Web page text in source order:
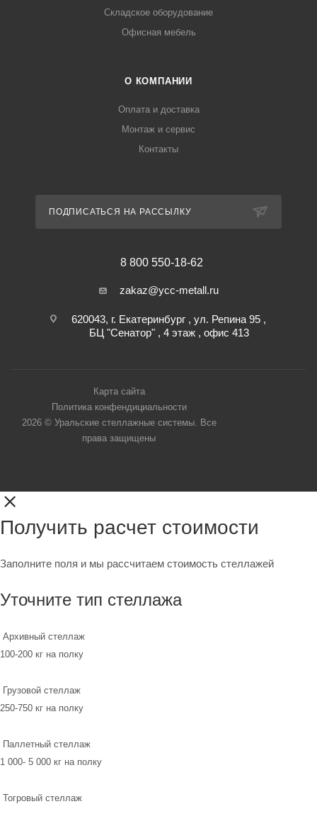
Складское оборудование
Офисная мебель
О КОМПАНИИ
Оплата и доставка
Монтаж и сервис
Контакты
ПОДПИСАТЬСЯ НА РАССЫЛКУ
8 800 550-18-62
zakaz@ycc-metall.ru
620043, г. Екатеринбург , ул. Репина 95 ,
БЦ "Сенатор" , 4 этаж , офис 413
Карта сайта
Политика конфендициальности
2026 © Уральские стеллажные системы. Все
права защищены
Получить расчет стоимости
Заполните поля и мы рассчитаем стоимость стеллажей
Уточните тип стеллажа
Архивный стеллаж
100-200 кг на полку
Грузовой стеллаж
250-750 кг на полку
Паллетный стеллаж
1 000- 5 000 кг на полку
Тогровый стеллаж